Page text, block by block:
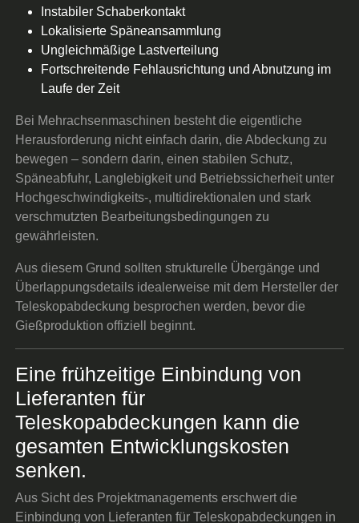
Instabiler Schaberkontakt
Lokalisierte Späneansammlung
Ungleichmäßige Lastverteilung
Fortschreitende Fehlausrichtung und Abnutzung im
Laufe der Zeit
Bei Mehrachsenmaschinen besteht die eigentliche
Herausforderung nicht einfach darin, die Abdeckung zu
bewegen – sondern darin, einen stabilen Schutz,
Späneabfuhr, Langlebigkeit und Betriebssicherheit unter
Hochgeschwindigkeits-, multidirektionalen und stark
verschmutzten Bearbeitungsbedingungen zu
gewährleisten.
Aus diesem Grund sollten strukturelle Übergänge und
Überlappungsdetails idealerweise mit dem Hersteller der
Teleskopabdeckung besprochen werden, bevor die
Gießproduktion offiziell beginnt.
Eine frühzeitige Einbindung von
Lieferanten für
Teleskopabdeckungen kann die
gesamten Entwicklungskosten
senken.
Aus Sicht des Projektmanagements erschwert die
Einbindung von Lieferanten für Teleskopabdeckungen in